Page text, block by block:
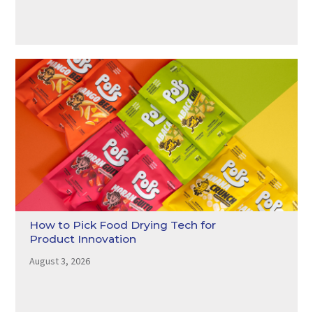
How to Pick Food Drying Tech for
Product Innovation
August 3, 2026